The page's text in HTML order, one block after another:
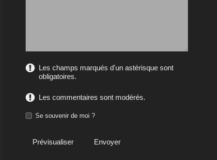
Les champs marqués d'un astérisque sont
obligatoires.
Les commentaires sont modérés.
Se souvenir de moi ?